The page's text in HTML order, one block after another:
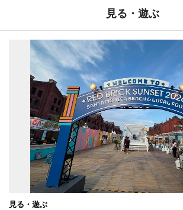
見る・遊ぶ
見る・遊ぶ